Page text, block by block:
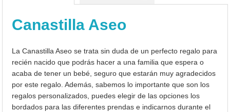
Canastilla Aseo
La Canastilla Aseo se trata sin duda de un perfecto regalo para
recién nacido que podrás hacer a una familia que espera o
acaba de tener un bebé, seguro que estarán muy agradecidos
por este regalo. Además, sabemos lo importante que son los
regalos personalizados, puedes elegir de las opciones los
bordados para las diferentes prendas e indicarnos durante el